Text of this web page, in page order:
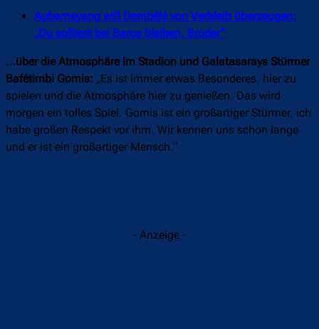
Aubameyang will Dembélé von Verbleib überzeugen:
„Du solltest bei Barça bleiben, Bruder“
…über die Atmosphäre im Stadion und Galatasarays Stürmer
Bafétimbi Gomis: „Es ist immer etwas Besonderes, hier zu
spielen und die Atmosphäre hier zu genießen. Das wird
morgen ein tolles Spiel. Gomis ist ein großartiger Stürmer, ich
habe großen Respekt vor ihm. Wir kennen uns schon lange
und er ist ein großartiger Mensch.“
- Anzeige -